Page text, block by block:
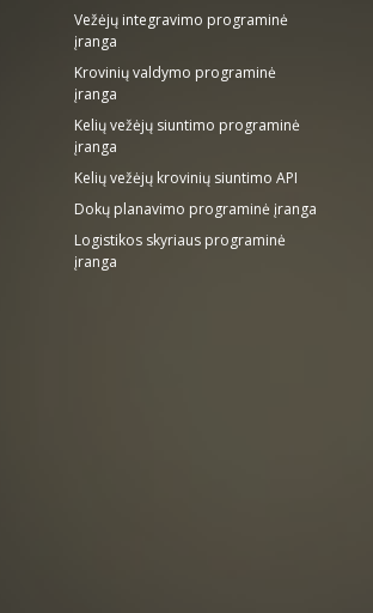
Vežėjų integravimo programinė
įranga
Krovinių valdymo programinė
įranga
Kelių vežėjų siuntimo programinė
įranga
Kelių vežėjų krovinių siuntimo API
Dokų planavimo programinė įranga
Logistikos skyriaus programinė
įranga